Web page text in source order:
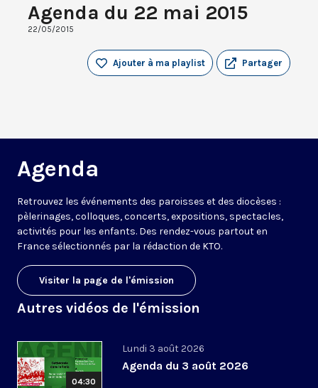
Agenda du 22 mai 2015
22/05/2015
Partager
Ajouter à ma playlist
Agenda
Retrouvez les événements des paroisses et des diocèses :
pèlerinages, colloques, concerts, expositions, spectacles,
activités pour les enfants. Des rendez-vous partout en
France sélectionnés par la rédaction de KTO.
Visiter la page de l'émission
Autres vidéos de l'émission
04:30
Lundi 3 août 2026
Agenda du 3 août 2026